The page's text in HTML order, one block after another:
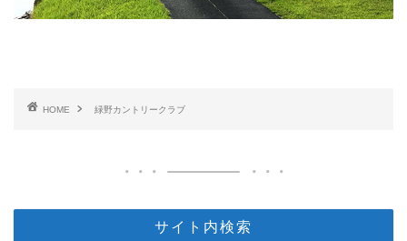
HOME 緑野カントリークラブ
サイト内検索